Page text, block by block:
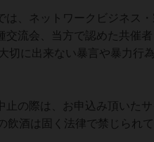
、ネットワークビジネス
流会、当方で認めた共催者
切に出来ない暴言や暴力行
止の際は、お申込み頂い
飲酒は固く法律で禁じら